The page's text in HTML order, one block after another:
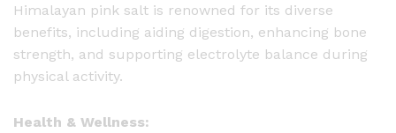
n
k
S
a
t
Himalayan pink salt is renowned for its diverse
benefits, including aiding digestion, enhancing bone
strength, and supporting electrolyte balance during
physical activity.
Health & Wellness: